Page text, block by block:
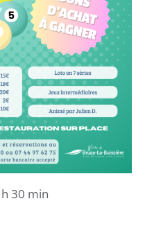
30 min